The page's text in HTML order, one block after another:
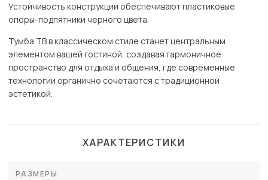
Устойчивость конструкции обеспечивают пластиковые
опоры-подпятники черного цвета.
Тумба ТВ в классическом стиле станет центральным
элементом вашей гостиной, создавая гармоничное
пространство для отдыха и общения, где современные
технологии органично сочетаются с традиционной
эстетикой.
ХАРАКТЕРИСТИКИ
РАЗМЕРЫ